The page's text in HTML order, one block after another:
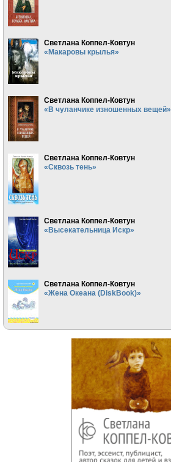
Светлана Коппел-Ковтун
«Макаровы крылья»
Светлана Коппел-Ковтун
«В чуланчике изношенных вещей»
Светлана Коппел-Ковтун
«Сквозь тень»
Светлана Коппел-Ковтун
«Высекательница Искр»
Светлана Коппел-Ковтун
«Жена Океана (DiskBook)»